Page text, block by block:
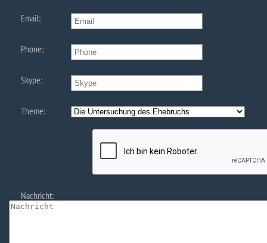
Email:
Phone:
Skype:
Theme:
Nachricht: